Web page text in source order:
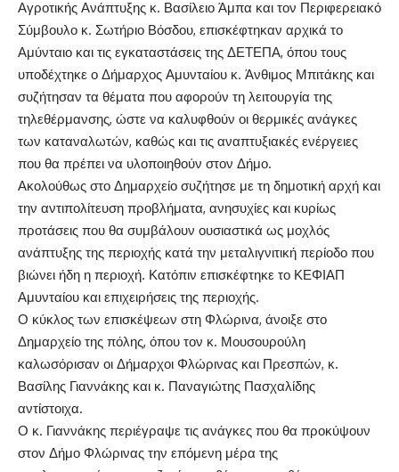
Αγροτικής Ανάπτυξης κ. Βασίλειο Άμπα και τον Περιφερειακό
Σύμβουλο κ. Σωτήριο Βόσδου, επισκέφτηκαν αρχικά το
Αμύνταιο και τις εγκαταστάσεις της ΔΕΤΕΠΑ, όπου τους
υποδέχτηκε ο Δήμαρχος Αμυνταίου κ. Άνθιμος Μπιτάκης και
συζήτησαν τα θέματα που αφορούν τη λειτουργία της
τηλεθέρμανσης, ώστε να καλυφθούν οι θερμικές ανάγκες
των καταναλωτών, καθώς και τις αναπτυξιακές ενέργειες
που θα πρέπει να υλοποιηθούν στον Δήμο.
Ακολούθως στο Δημαρχείο συζήτησε με τη δημοτική αρχή και
την αντιπολίτευση προβλήματα, ανησυχίες και κυρίως
προτάσεις που θα συμβάλουν ουσιαστικά ως μοχλός
ανάπτυξης της περιοχής κατά την μεταλιγνιτική περίοδο που
βιώνει ήδη η περιοχή. Κατόπιν επισκέφτηκε το ΚΕΦΙΑΠ
Αμυνταίου και επιχειρήσεις της περιοχής.
Ο κύκλος των επισκέψεων στη Φλώρινα, άνοιξε στο
Δημαρχείο της πόλης, όπου τον κ. Μουσουρούλη
καλωσόρισαν οι Δήμαρχοι Φλώρινας και Πρεσπών, κ.
Βασίλης Γιαννάκης και κ. Παναγιώτης Πασχαλίδης
αντίστοιχα.
Ο κ. Γιαννάκης περιέγραψε τις ανάγκες που θα προκύψουν
στον Δήμο Φλώρινας την επόμενη μέρα της